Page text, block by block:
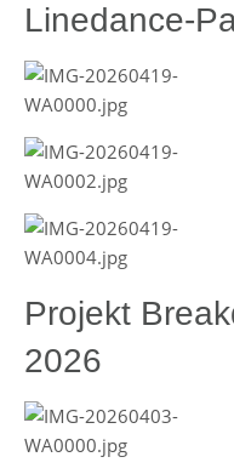
Linedance-
Projekt
2026